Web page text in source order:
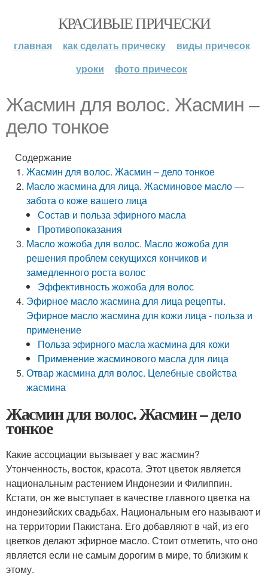
КРАСИВЫЕ ПРИЧЕСКИ
главная как сделать прическу
виды причесок
уроки
фото причесок
Жасмин для волос. Жасмин –
дело тонкое
Содержание
Жасмин для волос. Жасмин – дело тонкое
Масло жасмина для лица. Жасминовое масло —
забота о коже вашего лица
Состав и польза эфирного масла
Противопоказания
Масло жожоба для волос. Масло жожоба для
решения проблем секущихся кончиков и
замедленного роста волос
Эффективность жожоба для волос
Эфирное масло жасмина для лица рецепты.
Эфирное масло жасмина для кожи лица - польза и
применение
Польза эфирного масла жасмина для кожи
Применение жасминового масла для лица
Отвар жасмина для волос. Целебные свойства
жасмина
Жасмин для волос. Жасмин – дело
тонкое
Какие ассоциации вызывает у вас жасмин?
Утонченность, восток, красота. Этот цветок является
национальным растением Индонезии и Филиппин.
Кстати, он же выступает в качестве главного цветка на
индонезийских свадьбах. Национальным его называют и
на территории Пакистана. Его добавляют в чай, из его
цветков делают эфирное масло. Стоит отметить, что оно
является если не самым дорогим в мире, то близким к
этому.